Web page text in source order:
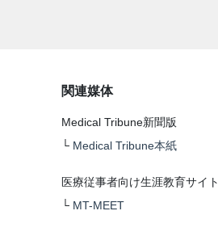
関連媒体
Medical Tribune新聞版
└ Medical Tribune本紙
医療従事者向け生涯教育サイト
└ MT-MEET